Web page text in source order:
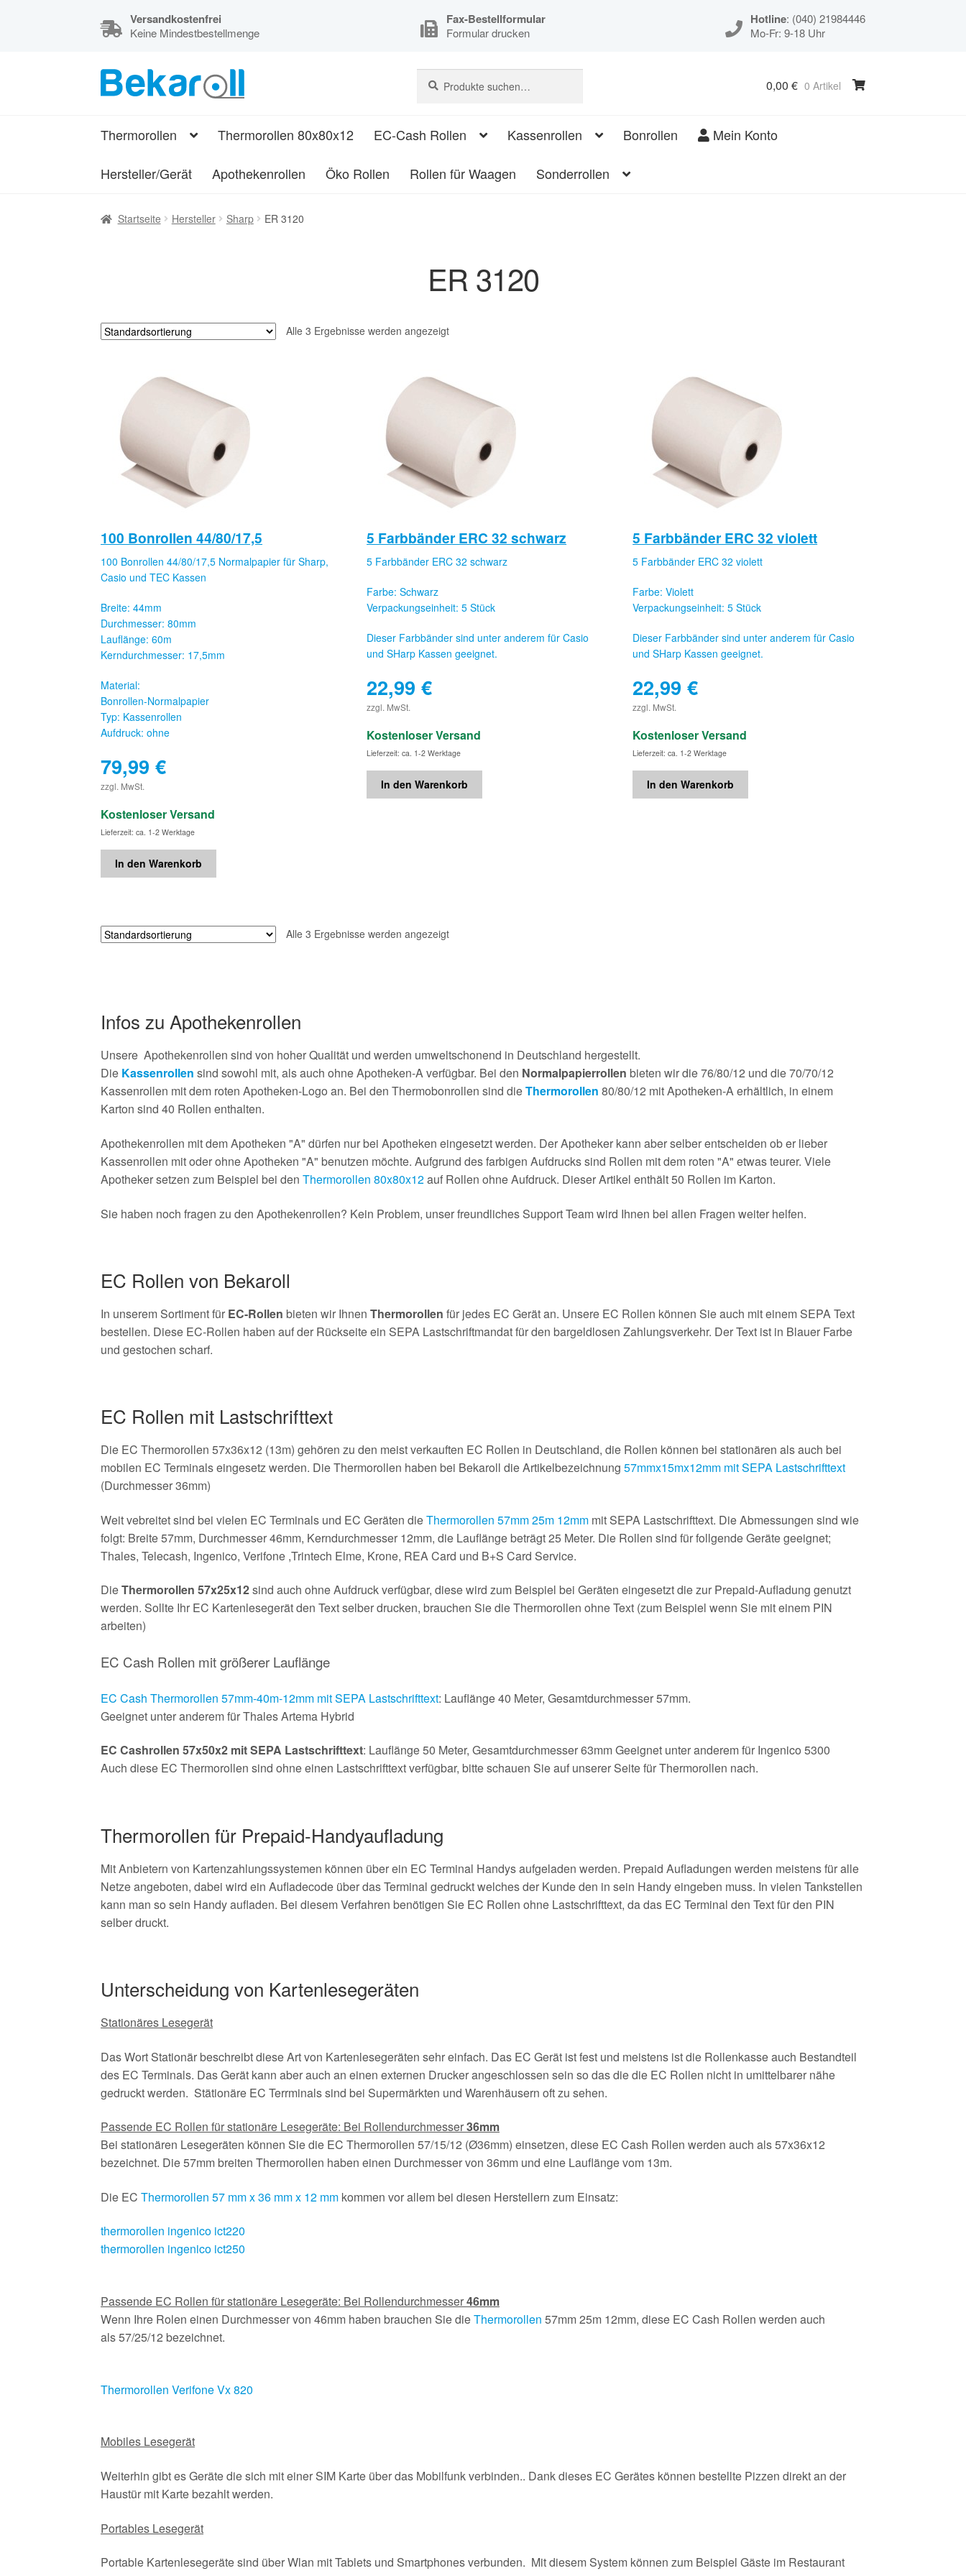
Versandkostenfrei
Keine Mindestbestellmenge
Fax-Bestellformular
Formular drucken
Hotline: (040) 21984446
Mo-Fr: 9-18 Uhr
Zur
Navigation
Zum
Inhalt
und
nach:
0,00 € 0 Artikel
Thermorollen Thermorollen 80x80x12 EC-Cash Rollen Kassenrollen Bonrollen Mein Konto
Hersteller/Gerät Apothekenrollen Öko Rollen Rollen für Waagen Sonderrollen
Startseite Hersteller Sharp ER 3120
ER 3120
Alle 3 Ergebnisse werden angezeigt
100 Bonrollen 44/80/17,5
100 Bonrollen 44/80/17,5 Normalpapier für Sharp,
Casio und TEC Kassen
Breite: 44mm
Durchmesser: 80mm
Lauflänge: 60m
Kerndurchmesser: 17,5mm
Material:
Bonrollen-Normalpapier
Typ: Kassenrollen
Aufdruck: ohne
79,99€
zzgl. MwSt.
Kostenloser Versand
Lieferzeit: ca. 1-2 Werktage
In den Warenkorb
5 Farbbänder ERC 32 schwarz
5 Farbbänder ERC 32 schwarz
Farbe: Schwarz
Verpackungseinheit: 5 Stück
Dieser Farbbänder sind unter anderem für Casio
und SHarp Kassen geeignet.
22,99€
zzgl. MwSt.
Kostenloser Versand
Lieferzeit: ca. 1-2 Werktage
In den Warenkorb
5 Farbbänder ERC 32 violett
5 Farbbänder ERC 32 violett
Farbe: Violett
Verpackungseinheit: 5 Stück
Dieser Farbbänder sind unter anderem für Casio
und SHarp Kassen geeignet.
22,99€
zzgl. MwSt.
Kostenloser Versand
Lieferzeit: ca. 1-2 Werktage
In den Warenkorb
Alle 3 Ergebnisse werden angezeigt
Infos zu Apothekenrollen
Unsere Apothekenrollen sind von hoher Qualität und werden umweltschonend in Deutschland hergestellt.
Die Kassenrollen sind sowohl mit, als auch ohne Apotheken-A verfügbar. Bei den Normalpapierrollen bieten wir die 76/80/12 und die 70/70/12
Kassenrollen mit dem roten Apotheken-Logo an. Bei den Thermobonrollen sind dieThermorollen 80/80/12 mit Apotheken-A erhältlich, in einem
Karton sind 40 Rollen enthalten.
Apothekenrollen mit dem Apotheken "A" dürfen nur bei Apotheken eingesetzt werden. Der Apotheker kann aber selber entscheiden ob er lieber
Kassenrollen mit oder ohne Apotheken "A" benutzen möchte. Aufgrund des farbigen Aufdrucks sind Rollen mit dem roten "A" etwas teurer. Viele
Apotheker setzen zum Beispiel bei denThermorollen 80x80x12auf Rollen ohne Aufdruck. Dieser Artikel enthält 50 Rollen im Karton.
Sie haben noch fragen zu den Apothekenrollen? Kein Problem, unser freundliches Support Team wird Ihnen bei allen Fragen weiter helfen.
EC Rollen von Bekaroll
In unserem Sortiment für EC-Rollen bieten wir IhnenThermorollen für jedes EC Gerät an. Unsere EC Rollen können Sie auch mit einem SEPA Text
bestellen. Diese EC-Rollen haben auf der Rückseite ein SEPA Lastschriftmandat für den bargeldlosen Zahlungsverkehr. Der Text ist in Blauer Farbe
und gestochen scharf.
EC Rollen mit Lastschrifttext
Die EC Thermorollen 57x36x12 (13m) gehören zu den meist verkauften EC Rollen in Deutschland, die Rollen können bei stationären als auch bei
mobilen EC Terminals eingesetz werden. Die Thermorollen haben bei Bekaroll die Artikelbezeichnung57mmx15mx12mm mit SEPA Lastschrifttext
(Durchmesser 36mm)
Weit vebreitet sind bei vielen EC Terminals und EC Geräten dieThermorollen 57mm 25m 12mm mit SEPA Lastschrifttext. Die Abmessungen sind wie
folgt: Breite 57mm, Durchmesser 46mm, Kerndurchmesser 12mm, die Lauflänge beträgt 25 Meter. Die Rollen sind für follgende Geräte geeignet;
Thales, Telecash, Ingenico, Verifone ,Trintech Elme, Krone, REA Card und B+S Card Service.
DieThermorollen 57x25x12sind auch ohne Aufdruck verfügbar, diese wird zum Beispiel bei Geräten eingesetzt die zur Prepaid-Aufladung genutzt
werden. Sollte Ihr EC Kartenlesegerät den Text selber drucken, brauchen Sie die Thermorollen ohne Text (zum Beispiel wenn Sie mit einem PIN
arbeiten)
EC Cash Rollen mit größerer Lauflänge
EC Cash Thermorollen 57mm-40m-12mm mit SEPA Lastschrifttext: Lauflänge 40 Meter, Gesamtdurchmesser 57mm.
Geeignet unter anderem für Thales Artema Hybrid
EC Cashrollen 57x50x2 mit SEPA Lastschrifttext: Lauflänge 50 Meter, Gesamtdurchmesser 63mm Geeignet unter anderem für Ingenico 5300
Auch diese EC Thermorollen sind ohne einen Lastschrifttext verfügbar, bitte schauen Sie auf unserer Seite für Thermorollen nach.
Thermorollen für Prepaid-Handyaufladung
Mit Anbietern von Kartenzahlungssystemen können über ein EC Terminal Handys aufgeladen werden. Prepaid Aufladungen werden meistens für alle
Netze angeboten, dabei wird ein Aufladecode über das Terminal gedruckt welches der Kunde den in sein Handy eingeben muss. In vielen Tankstellen
kann man so sein Handy aufladen. Bei diesem Verfahren benötigen Sie EC Rollen ohne Lastschrifttext, da das EC Terminal den Text für den PIN
selber druckt.
Unterscheidung von Kartenlesegeräten
Stationäres Lesegerät
Das Wort Stationär beschreibt diese Art von Kartenlesegeräten sehr einfach. Das EC Gerät ist fest und meistens ist die Rollenkasse auch Bestandteil
des EC Terminals. Das Gerät kann aber auch an einen externen Drucker angeschlossen sein so das die die EC Rollen nicht in umittelbarer nähe
gedruckt werden. Stätionäre EC Terrminals sind bei Supermärkten und Warenhäusern oft zu sehen.
Passende EC Rollen für stationäre Lesegeräte: Bei Rollendurchmesser36mm
Bei stationären Lesegeräten können Sie die EC Thermorollen 57/15/12 (Ø36mm) einsetzen, diese EC Cash Rollen werden auch als 57x36x12
bezeichnet. Die 57mm breiten Thermorollen haben einen Durchmesser von 36mm und eine Lauflänge vom 13m.
Die ECThermorollen 57 mm x 36 mm x 12 mm kommen vor allem bei diesen Herstellern zum Einsatz:
thermorollen ingenico ict220
thermorollen ingenico ict250
Passende EC Rollen für stationäre Lesegeräte: Bei Rollendurchmesser46mm
Wenn Ihre Rolen einen Durchmesser von 46mm haben brauchen Sie dieThermorollen 57mm 25m 12mm, diese EC Cash Rollen werden auch
als 57/25/12 bezeichnet.
Thermorollen Verifone Vx 820
Mobiles Lesegerät
Weiterhin gibt es Geräte die sich mit einer SIM Karte über das Mobilfunk verbinden.. Dank dieses EC Gerätes können bestellte Pizzen direkt an der
Haustür mit Karte bezahlt werden.
Portables Lesegerät
Portable Kartenlesegeräte sind über Wlan mit Tablets und Smartphones verbunden. Mit diesem System können zum Beispiel Gäste im Restaurant